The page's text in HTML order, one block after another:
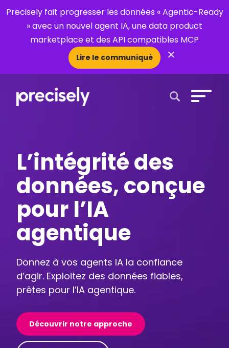
Precisely fait progresser les données « Agentic-Ready
» avec un nouvel agent IA, une data product
marketplace et des API compatibles MCP
Lire le communiqué ×
L’intégrité des
données, conçue
pour l’IA
agentique
Donnez à vos agents IA la confiance
d’agir. Exploitez des données fiables,
prêtes pour l’IA agentique.
Découvrir notre approche